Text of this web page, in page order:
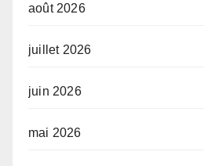
août 2026
juillet 2026
juin 2026
mai 2026